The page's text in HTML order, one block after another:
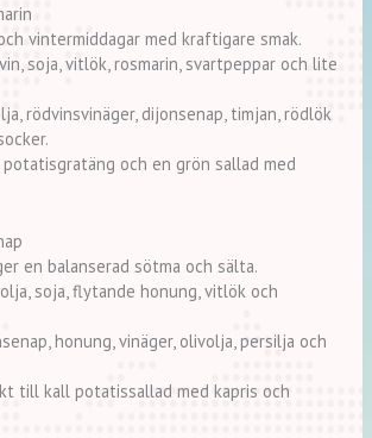
vintermiddagar med kraftigare smak.
soja, vitlök, rosmarin, svartpeppar och lite
rödvinsvinäger, dijonsenap, timjan, rödlök
och en grön sallad med
en balanserad sötma och sälta.
soja, flytande honung, vitlök och
honung, vinäger, olivolja, persilja och
till kall potatissallad med kapris och